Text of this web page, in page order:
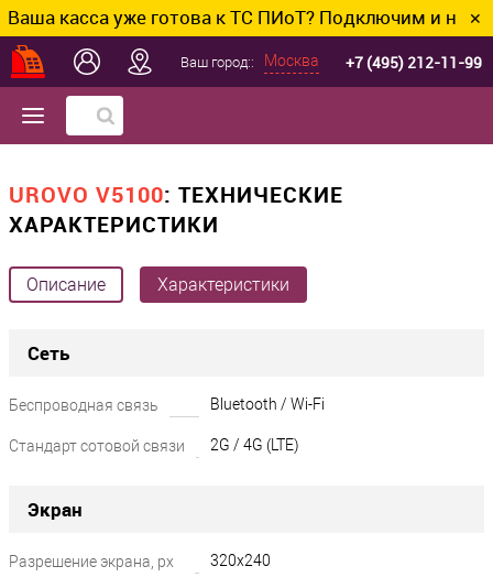
касса уже готова к ТС ПИоТ? Подключим и ✕
Ваш город:: Москва +7 (495) 212-11-99
UROVO V5100: ТЕХНИЧЕСКИЕ
ХАРАКТЕРИСТИКИ
Описание Характеристики
Сеть
Беспроводная связь Bluetooth / Wi-Fi
Стандарт сотовой связи 2G / 4G (LTE)
Экран
Разрешение экрана, px 320x240